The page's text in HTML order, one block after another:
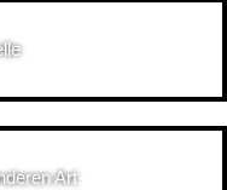
Art